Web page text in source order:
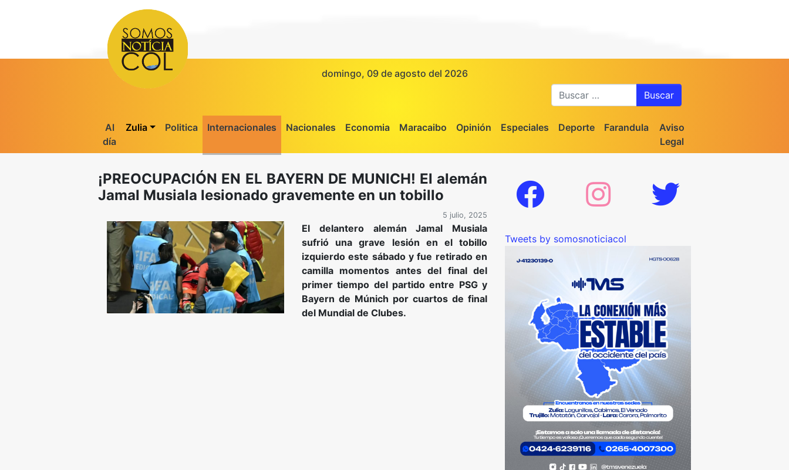
domingo, 09 de agosto del 2026
Al
día
Zulia Politica Internacionales Nacionales Economia Maracaibo Opinión Especiales Deporte Farandula
Aviso
Legal
¡PREOCUPACIÓN EN EL BAYERN DE MUNICH! El alemán
Jamal Musiala lesionado gravemente en un tobillo
5 julio, 2025
El delantero alemán Jamal Musiala
sufrió una grave lesión en el tobillo
izquierdo este sábado y fue retirado en
camilla momentos antes del final del
primer tiempo del partido entre PSG y
Bayern de Múnich por cuartos de final
del Mundial de Clubes.
Tweets by somosnoticiacol